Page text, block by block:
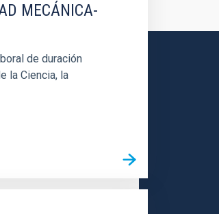
MECÁNICA-
de duración
la Ciencia, la